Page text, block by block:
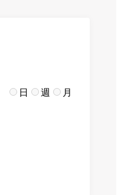
日 週 月